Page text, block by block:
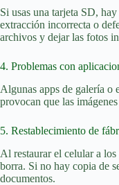
Si usas una tarjeta SD,
extracción incorrecta o
archivos y dejar las fotos
4. Problemas con
Algunas apps de galería o
provocan que las
5. Restablecimiento de
Al restaurar el celular a
borra. Si no hay copia de
documentos.